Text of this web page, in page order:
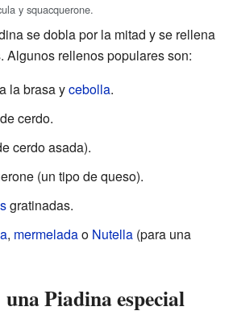
y squacquerone.
se dobla por la mitad y se rellena
Algunos rellenos populares son:
la brasa ycebolla.
de cerdo.
cerdo asada).
(un tipo de queso).
gratinadas.
, mermeladao Nutella (para una
Piadina especial